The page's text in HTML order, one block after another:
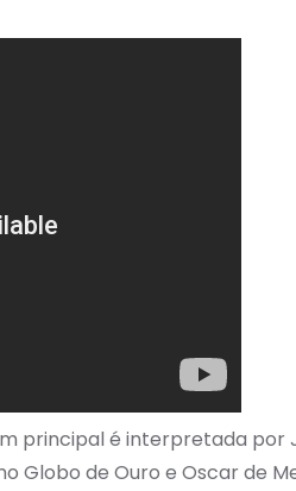
principal é interpretada por
de Ouro e Oscar de